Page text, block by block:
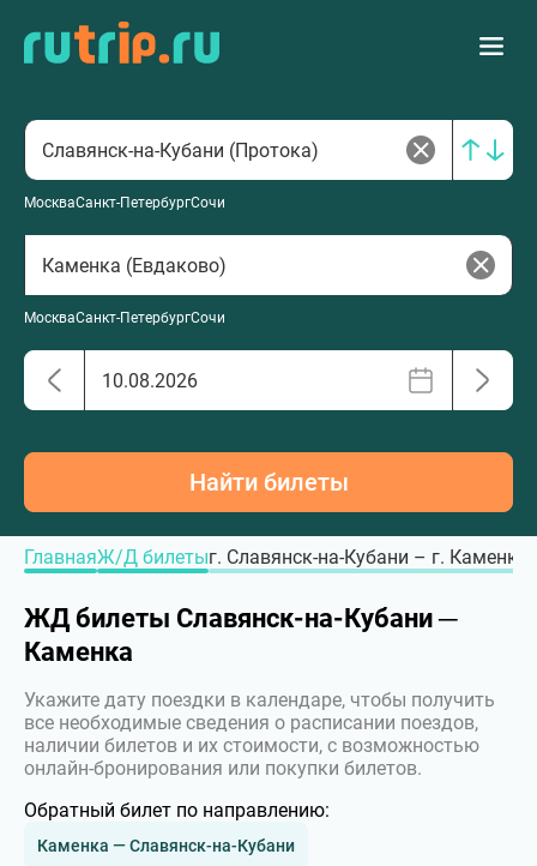
МоскваСанкт-ПетербургСочи
МоскваСанкт-ПетербургСочи
Найти билеты
ГлавнаяЖ/Д билетыг. Славянск-на-Кубани – г. Каменка
ЖД билеты Славянск-на-Кубани ─
Каменка
Укажите дату поездки в календаре, чтобы получить
все необходимые сведения о расписании поездов,
наличии билетов и их стоимости, с возможностью
онлайн-бронирования или покупки билетов.
Обратный билет по направлению:
Каменка — Славянск-на-Кубани